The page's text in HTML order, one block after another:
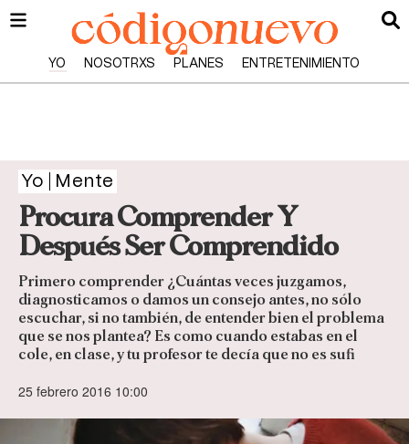
YO NOSOTRXS PLANES ENTRETENIMIENTO
Yo Mente
Procura Comprender Y
Después Ser Comprendido
Primero comprender ¿Cuántas veces juzgamos,
diagnosticamos o damos un consejo antes, no sólo
escuchar, si no también, de entender bien el problema
que se nos plantea? Es como cuando estabas en el
cole, en clase, y tu profesor te decía que no es sufi
25 febrero 2016 10:00